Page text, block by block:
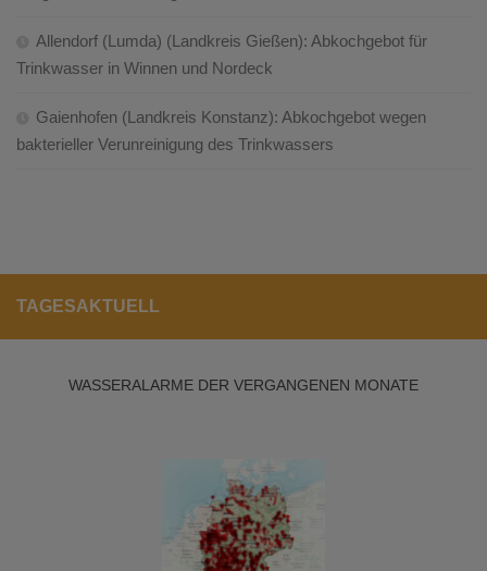
Allendorf (Lumda) (Landkreis Gießen): Abkochgebot für
Trinkwasser in Winnen und Nordeck
Gaienhofen (Landkreis Konstanz): Abkochgebot wegen
bakterieller Verunreinigung des Trinkwassers
TAGESAKTUELL
WASSERALARME DER VERGANGENEN MONATE